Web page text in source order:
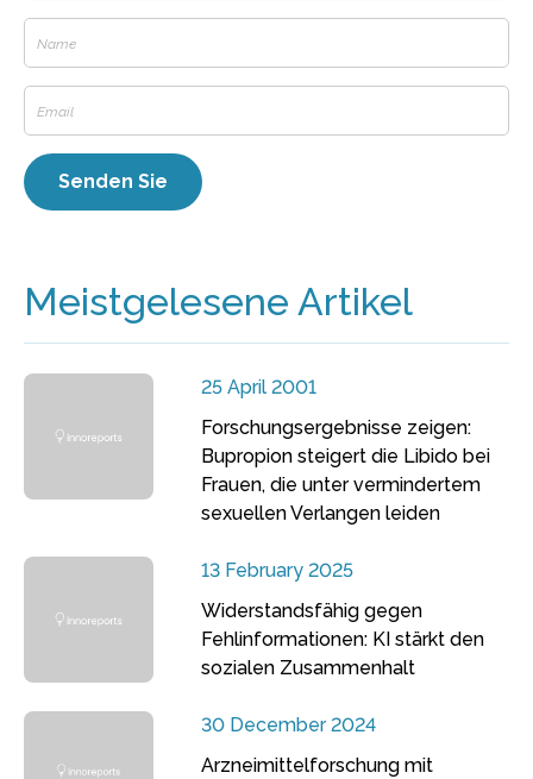
Meistgelesene Artikel
25 April 2001
Forschungsergebnisse zeigen:
Bupropion steigert die Libido bei
Frauen, die unter vermindertem
sexuellen Verlangen leiden
13 February 2025
Widerstandsfähig gegen
Fehlinformationen: KI stärkt den
sozialen Zusammenhalt
30 December 2024
Arzneimittelforschung mit